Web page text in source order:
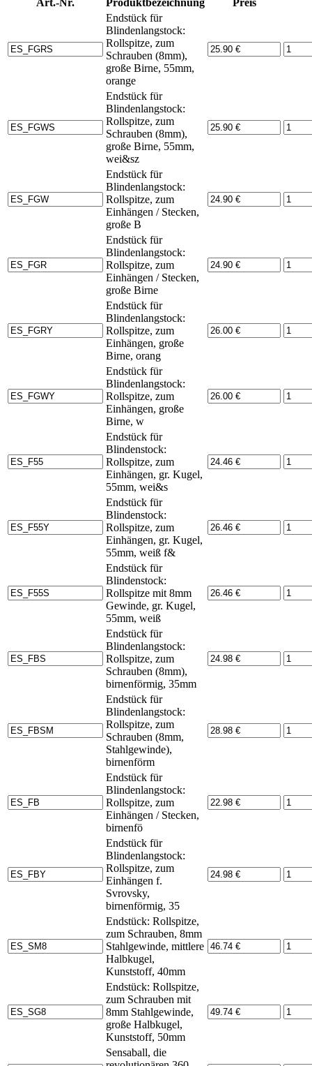
Endstück für
Blindenlangstock:
Rollspitze, zum
Schrauben (8mm),
große Birne, 55mm,
orange
Endstück für
Blindenlangstock:
Rollspitze, zum
Schrauben (8mm),
große Birne, 55mm,
wei&sz
Endstück für
Blindenlangstock:
Rollspitze, zum
Einhängen / Stecken,
große B
Endstück für
Blindenlangstock:
Rollspitze, zum
Einhängen / Stecken,
große Birne
Endstück für
Blindenlangstock:
Rollspitze, zum
Einhängen, große
Birne, orang
Endstück für
Blindenlangstock:
Rollspitze, zum
Einhängen, große
Birne, w
Endstück für
Blindenstock:
Rollspitze, zum
Einhängen, gr. Kugel,
55mm, wei&s
Endstück für
Blindenstock:
Rollspitze, zum
Einhängen, gr. Kugel,
55mm, weiß f&
Endstück für
Blindenstock:
Rollspitze mit 8mm
Gewinde, gr. Kugel,
55mm, weiß
Endstück für
Blindenlangstock:
Rollspitze, zum
Schrauben (8mm),
birnenförmig, 35mm
Endstück für
Blindenlangstock:
Rollspitze, zum
Schrauben (8mm,
Stahlgewinde),
birnenförm
Endstück für
Blindenlangstock:
Rollspitze, zum
Einhängen / Stecken,
birnenfö
Endstück für
Blindenlangstock:
Rollspitze, zum
Einhängen f.
Svrovsky,
birnenförmig, 35
Endstück: Rollspitze,
zum Schrauben, 8mm
Stahlgewinde, mittlere
Halbkugel,
Kunststoff, 40mm
Endstück: Rollspitze,
zum Schrauben mit
8mm Stahlgewinde,
große Halbkugel,
Kunststoff, 50mm
Sensaball, die